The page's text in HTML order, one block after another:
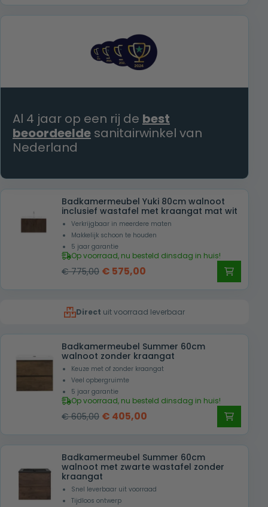
was:
€ 1.079,00.
is:
Al 4 jaar op een rij de best
beoordeelde sanitairwinkel van
Nederland
Badkamermeubel Yuki 80cm walnoot
inclusief wastafel met kraangat mat wit
Verkrijgbaar in meerdere maten
Makkelijk schoon te houden
5 jaar garantie
Op voorraad, nu besteld dinsdag in huis!
€775,00 Oorspronkelijke
€ 775,00.
€ 575,00
€ 575,00.
Direct uit voorraad leverbaar
Badkamermeubel Summer 60cm
walnoot zonder kraangat
Keuze met of zonder kraangat
Veel opbergruimte
5 jaar garantie
Op voorraad, nu besteld dinsdag in huis!
€605,00 Oorspronkelijke
was:
€ 605,00.
€ 405,00
is:
€ 405,00.
Badkamermeubel Summer 60cm
walnoot met zwarte wastafel zonder
kraangat
Snel leverbaar uit voorraad
Tijdloos ontwerp